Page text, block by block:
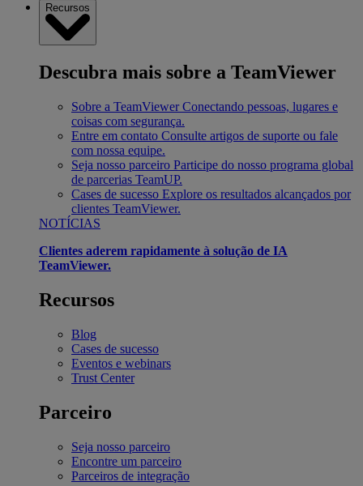
Recursos
Descubra mais sobre a TeamViewer
Sobre a TeamViewer Conectando pessoas, lugares e
coisas com segurança.
Entre em contato Consulte artigos de suporte ou fale
com nossa equipe.
Seja nosso parceiro Participe do nosso programa global
de parcerias TeamUP.
Cases de sucesso Explore os resultados alcançados por
clientes TeamViewer.
NOTÍCIAS
Clientes aderem rapidamente à solução de IA
TeamViewer.
Recursos
Blog
Cases de sucesso
Eventos e webinars
Trust Center
Parceiro
Seja nosso parceiro
Encontre um parceiro
Parceiros de integração